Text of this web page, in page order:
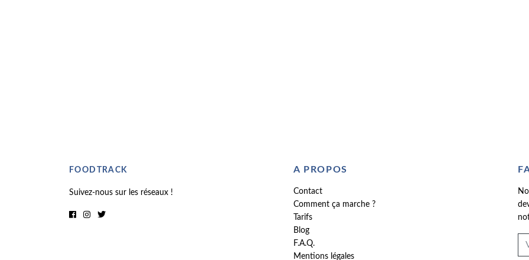
FOODTRACK
Suivez-nous sur les réseaux !
A PROPOS
Contact
Comment ça marche ?
Tarifs
Blog
F.A.Q.
Mentions légales